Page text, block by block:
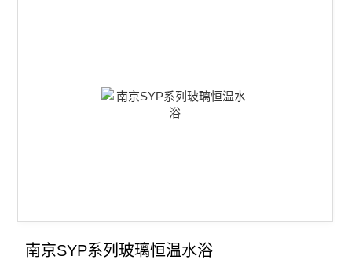
数字电位差综合测试仪
南京SYP系列玻璃恒温水浴